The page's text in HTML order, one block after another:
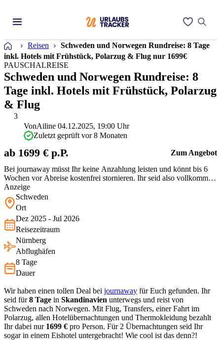
Startseite
Reisen
Schweden und Norwegen Rundreise: 8 Tage
inkl. Hotels mit Frühstück, Polarzug & Flug nur 1699€
3
PAUSCHALREISE
Schweden und Norwegen Rundreise: 8
Tage inkl. Hotels mit Frühstück, Polarzug
& Flug
Bei journaway müsst Ihr keine Anzahlung leisten und könnt bis 6
Wochen vor Abreise kostenfrei stornieren. Ihr seid also vollkommen
flexibel!
VonAiline 04.12.2025, 19:00 Uhr
Zuletzt geprüft vor 8 Monaten
ab 1699 € p.P. Zum Angebot
Anzeige
Schweden
Ort
Dez 2025 - Jul 2026
Reisezeitraum
Nürnberg
Abflughäfen
8 Tage
Dauer
Wir haben einen tollen Deal bei journaway für Euch gefunden. Ihr
seid für8 Tage in Skandinavien unterwegs und reist von
Schweden nach Norwegen. Mit Flug, Transfers, einer Fahrt im
Polarzug, allen Hotelübernachtungen und Thermokleidung bezahlt
Ihr dabei nur 1699 € pro Person. Für 2 Übernachtungen seid Ihr
sogar in einem Eishotel untergebracht! Wie cool ist das denn?!